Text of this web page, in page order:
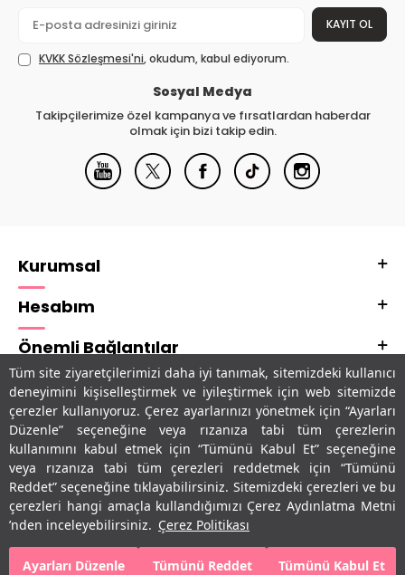
Tüm site ziyaretçilerimizi daha iyi tanımak, sitemizdeki kullanıcı
deneyimini kişiselleştirmek ve iyileştirmek için web sitemizde
çerezler kullanıyoruz. Çerez ayarlarınızı yönetmek için “Ayarları
Düzenle” seçeneğine veya rızanıza tabi tüm çerezlerin
kullanımını kabul etmek için “Tümünü Kabul Et” seçeneğine
veya rızanıza tabi tüm çerezleri reddetmek için “Tümünü
Reddet” seçeneğine tıklayabilirsiniz. Sitemizdeki çerezleri ve bu
çerezleri hangi amaçla kullandığımızı Çerez Aydınlatma Metni
’nden inceleyebilirsiniz. Çerez Politikası
Ayarları Düzenle Tümünü Reddet Tümünü Kabul Et
SEPETE EKLE HEMEN AL
KAYIT OL
KVKK Sözleşmesi'ni, okudum, kabul ediyorum.
Sosyal Medya
Takipçilerimize özel kampanya ve fırsatlardan haberdar
olmak için bizi takip edin.
Kurumsal
Hesabım
Önemli Bağlantılar
Adres & İletişim
Uygulamalarımız